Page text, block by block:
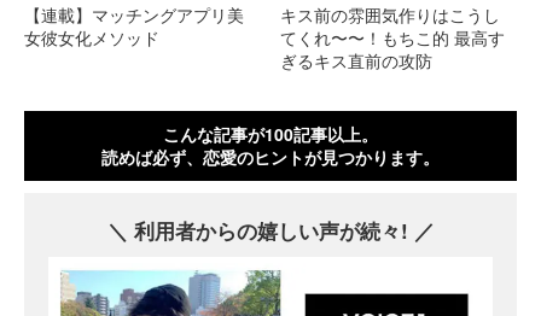
【連載】マッチングアプリ美
女彼女化メソッド
キス前の雰囲気作りはこうし
てくれ〜〜！もちこ的 最高す
ぎるキス直前の攻防
こんな記事が100記事以上。
読めば必ず、恋愛のヒントが見つかります。
利用者からの嬉しい声が続々!